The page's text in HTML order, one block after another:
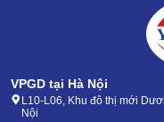
VPGD tại Hà Nội
L10-L06, Khu đô thị mới
Nội